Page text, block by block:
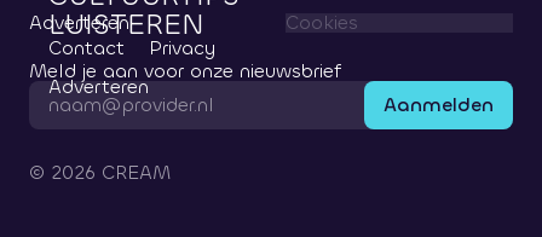
LUISTEREN
Contact
Privacy
Adverteren
Adverteren
Cookies
Meld je aan voor onze nieuwsbrief
Aanmelden
© 2026 CREAM